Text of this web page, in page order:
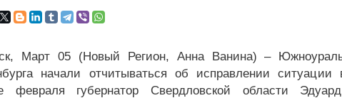
Март 05 (Новый Регион, Анна Ванина) –
начали отчитываться об исправлении
февраля губернатор Свердловской области